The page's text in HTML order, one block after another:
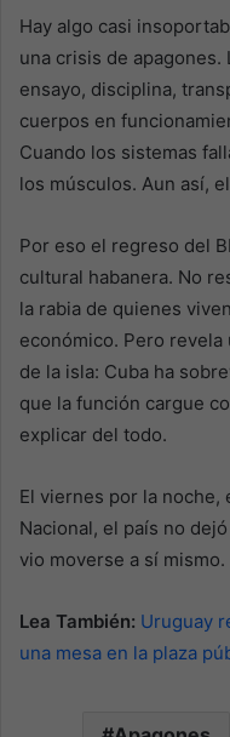
Hay algo casi
una crisis de apagones.
ensayo, disciplina,
cuerpos en
Cuando los sistemas
los músculos. Aun así,
Por eso el regreso del
cultural habanera. No
la rabia de quienes
económico. Pero revela
de la isla: Cuba ha
que la función cargue
explicar del todo.
El viernes por la noche,
Nacional, el país no
vio moverse a sí mismo.
Lea También: Uruguay
una mesa en la plaza